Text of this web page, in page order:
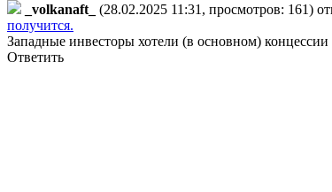
_volkanaft_
(28.02.2025 11:31, просмотров: 161)
получится.
Западные инвесторы хотели (в основном)
Ответить